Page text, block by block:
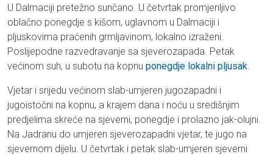
U Dalmaciji pretežno sunčano. U četvrtak promjenljivo
oblačno ponegdje s kišom, uglavnom u Dalmaciji i
pljuskovima praćenih grmljavinom, lokalno izraženi.
Poslijepodne razvedravanje sa sjeverozapada. Petak
većinom suh, u subotu na kopnu ponegdje lokalni pljusak.
Vjetar i srijedu većinom slab-umjeren jugozapadni i
jugoistočni na kopnu, a krajem dana i noću u središnjim
predjelima skreće na sjeverni, ponegdje i prolazno jak-olujni.
Na Jadranu do umjeren sjeverozapadni vjetar, te jugo na
sjevernom dijelu. U četvrtak i petak slab-umjeren sjeverni